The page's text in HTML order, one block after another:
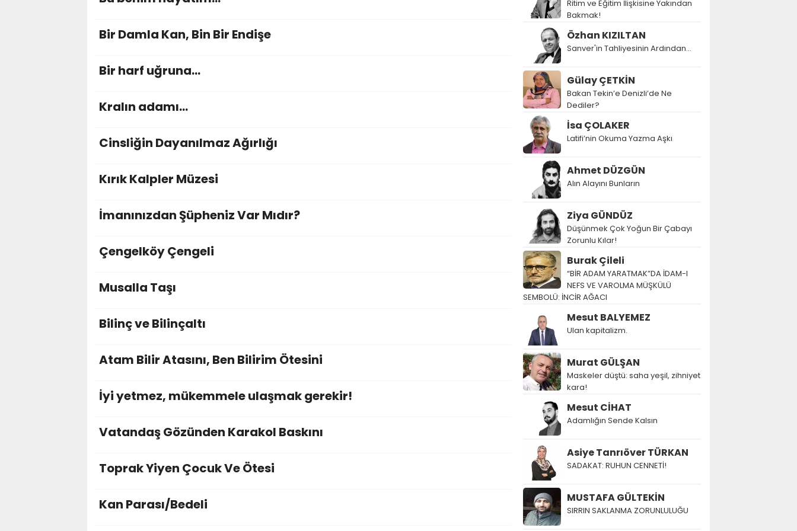
Bir Damla Kan, Bin Bir Endişe
Bir harf uğruna...
Kralın adamı...
Cinsliğin Dayanılmaz Ağırlığı
Kırık Kalpler Müzesi
İmanınızdan Şüpheniz Var Mıdır?
Çengelköy Çengeli
Musalla Taşı
Bilinç ve Bilinçaltı
Atam Bilir Atasını, Ben Bilirim Ötesini
İyi yetmez, mükemmele ulaşmak gerekir!
Vatandaş Gözünden Karakol Baskını
Toprak Yiyen Çocuk Ve Ötesi
Kan Parası/Bedeli
Ritim ve Eğitim İlişkisine Yakından
Bakmak!
Özhan KIZILTAN
Sanver'in Tahliyesinin Ardından…
Gülay ÇETKİN
Bakan Tekin’e Denizli’de Ne
Dediler?
İsa ÇOLAKER
Latifi’nin Okuma Yazma Aşkı
Ahmet DÜZGÜN
Alın Alayını Bunların
Ziya GÜNDÜZ
Düşünmek Çok Yoğun Bir Çabayı
Zorunlu Kılar!
Burak Çileli
“BİR ADAM YARATMAK”DA İDAM-I
NEFS VE VAROLMA MÜŞKÜLÜ
SEMBOLÜ: İNCİR AĞACI
Mesut BALYEMEZ
Ulan kapitalizm.
Murat GÜLŞAN
Maskeler düştü: saha yeşil, zihniyet
kara!
Mesut CİHAT
Adamlığın Sende Kalsın
Asiye Tanrıöver TÜRKAN
SADAKAT: RUHUN CENNETİ!
MUSTAFA GÜLTEKİN
SIRRIN SAKLANMA ZORUNLULUĞU